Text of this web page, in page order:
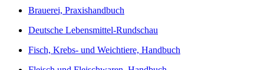
Brauerei, Praxishandbuch
Deutsche Lebensmittel-Rundschau
Fisch, Krebs- und Weichtiere, Handbuch